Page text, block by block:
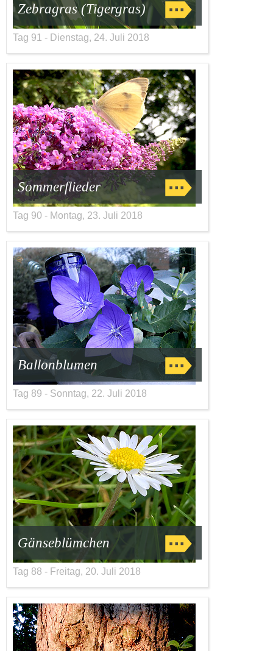
Zebragras (Tigergras)
Tag 91 - Dienstag, 24. Juli 2018
Sommerflieder
Tag 90 - Montag, 23. Juli 2018
Ballonblumen
Tag 89 - Sonntag, 22. Juli 2018
Gänseblümchen
Tag 88 - Freitag, 20. Juli 2018